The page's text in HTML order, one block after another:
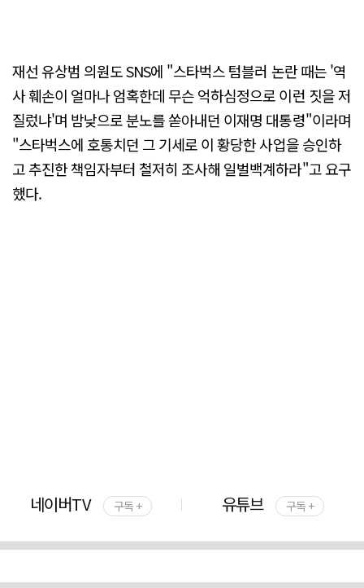
재선 유상범 의원도 SNS에 "스타벅스 텀블러 논란 때는 '역
사 훼손이 얼마나 엄혹한데 무슨 억하심정으로 이런 짓을 저
질렀냐'며 밤낮으로 분노를 쏟아내던 이재명 대통령"이라며
"스타벅스에 호통치던 그 기세로 이 황당한 사업을 승인하
고 추진한 책임자부터 철저히 조사해 일벌백계하라"고 요구
했다.
네이버TV 구독 + 유튜브 구독 +